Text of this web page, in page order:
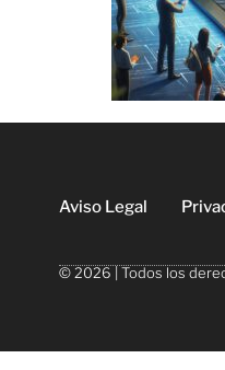
Aviso Legal
© 2026 | Todos los